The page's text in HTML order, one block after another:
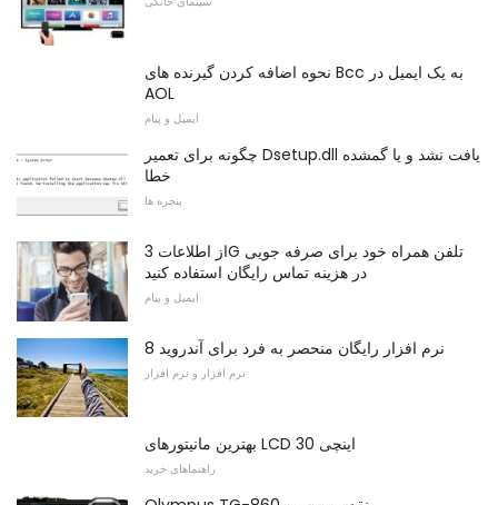
نحوه اضافه کردن گیرنده های Bcc به یک ایمیل در
AOL
ایمیل و پیام
چگونه برای تعمیر Dsetup.dll یافت نشد و یا گمشده
خطا
پنجره ها
از اطلاعات 3G تلفن همراه خود برای صرفه جویی
در هزینه تماس رایگان استفاده کنید
ایمیل و پیام
8 نرم افزار رایگان منحصر به فرد برای آندروید
نرم افزار و نرم افزار
بهترین مانیتورهای LCD 30 اینچی
راهنماهای خرید